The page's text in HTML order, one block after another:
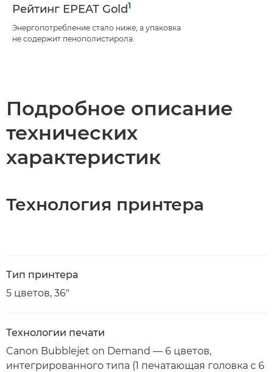
Рейтинг EPEAT Gold1
Энергопотребление стало ниже, а упаковка
не содержит пенополистирола.
Подробное описание
технических
характеристик
Технология принтера
Тип принтера
5 цветов, 36"
Технологии печати
Canon Bubblejet on Demand — 6 цветов,
интегрированного типа (1 печатающая головка с 6